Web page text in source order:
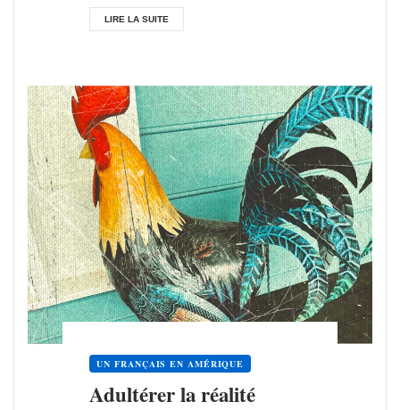
LIRE LA SUITE
UN FRANÇAIS EN AMÉRIQUE
Adul­té­rer la réalité